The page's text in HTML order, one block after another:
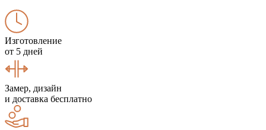
Изготовление
от 5 дней
Замер, дизайн
и доставка бесплатно